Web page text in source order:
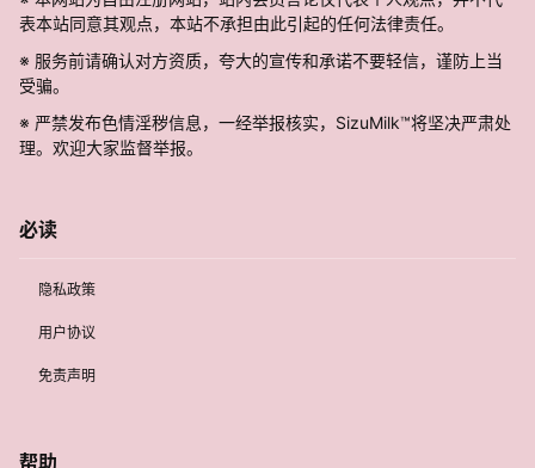
表本站同意其观点，本站不承担由此引起的任何法律责任。
※ 服务前请确认对方资质，夸大的宣传和承诺不要轻信，谨防上当
受骗。
※ 严禁发布色情淫秽信息，一经举报核实，SizuMilk™将坚决严肃处
理。欢迎大家监督举报。
必读
隐私政策
用户协议
免责声明
帮助